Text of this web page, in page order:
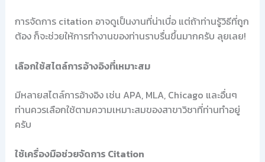
การจัดการ citation อาจดูเป็นงานที่น่าเบื่อ แต่ถ้าท่านรู้วิธีที่ถูก
ต้อง ก็จะช่วยให้การทำงานของท่านราบรื่นขึ้นมากครับ ลุยเลย!
เลือกใช้สไตล์การอ้างอิงที่เหมาะสม
มีหลายสไตล์การอ้างอิง เช่น APA, MLA, Chicago และอื่นๆ
ท่านควรเลือกใช้ตามความเหมาะสมของสาขาวิชาที่ท่านทำอยู่
ครับ
ใช้เครื่องมือช่วยจัดการ Citation